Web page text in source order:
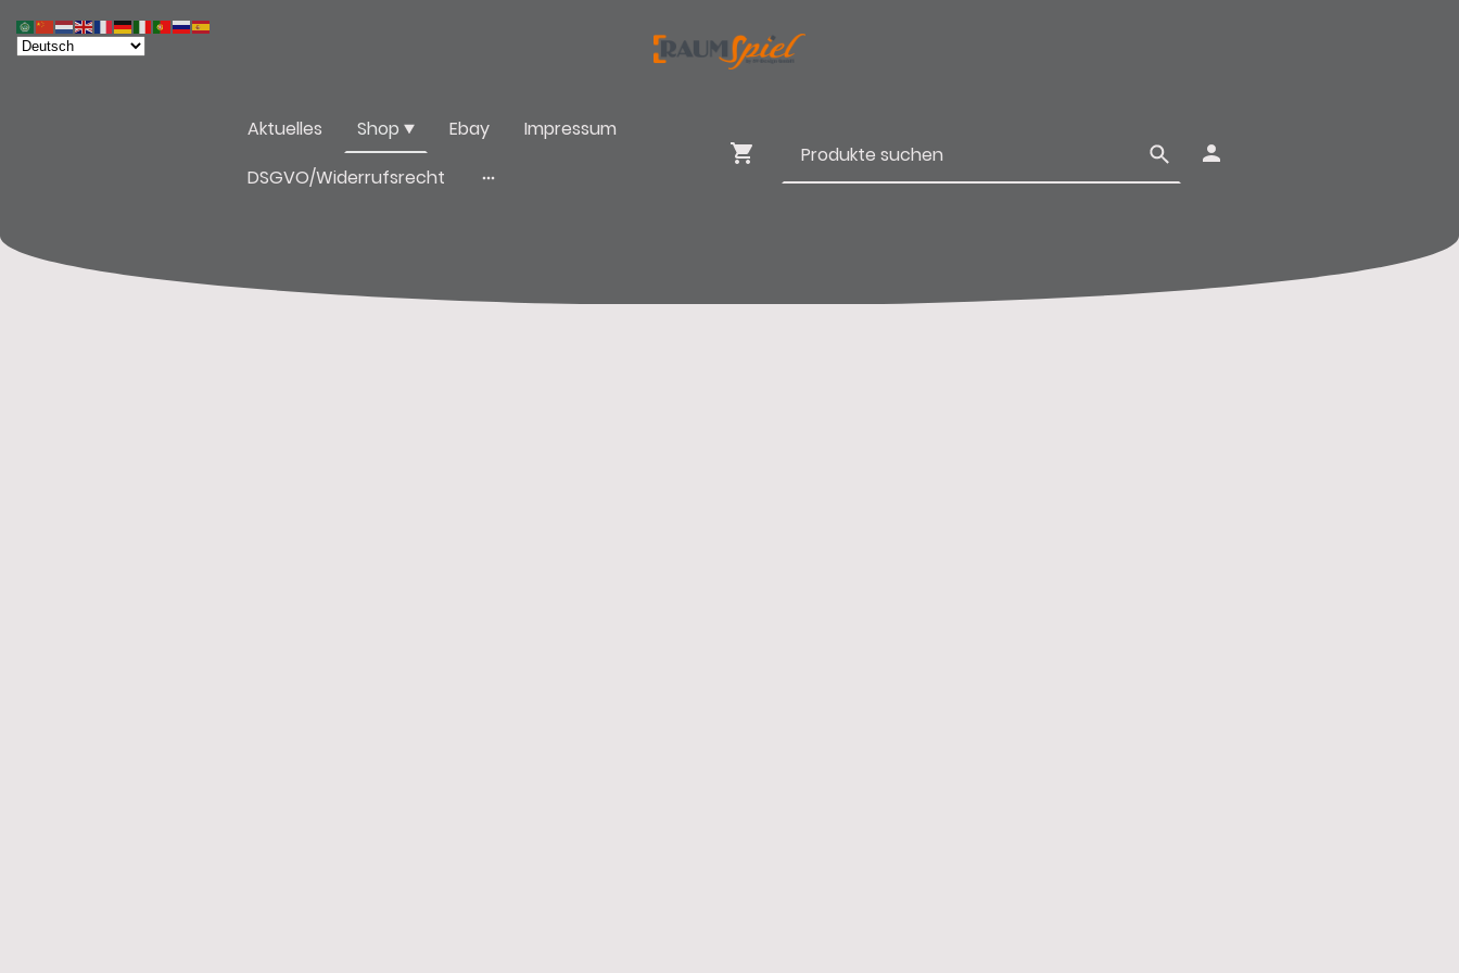
Aktuelles Shop Ebay
Impressum
DSGVO/Widerrufsrecht